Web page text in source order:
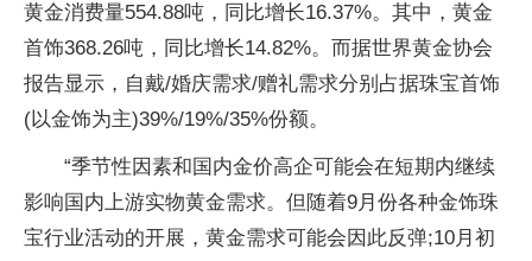
黄金消费量554.88吨，同比增长16.37%。其中，黄金
首饰368.26吨，同比增长14.82%。而据世界黄金协会
报告显示，自戴/婚庆需求/赠礼需求分别占据珠宝首饰
(以金饰为主)39%/19%/35%份额。
“季节性因素和国内金价高企可能会在短期内继续
影响国内上游实物黄金需求。但随着9月份各种金饰珠
宝行业活动的开展，黄金需求可能会因此反弹;10月初